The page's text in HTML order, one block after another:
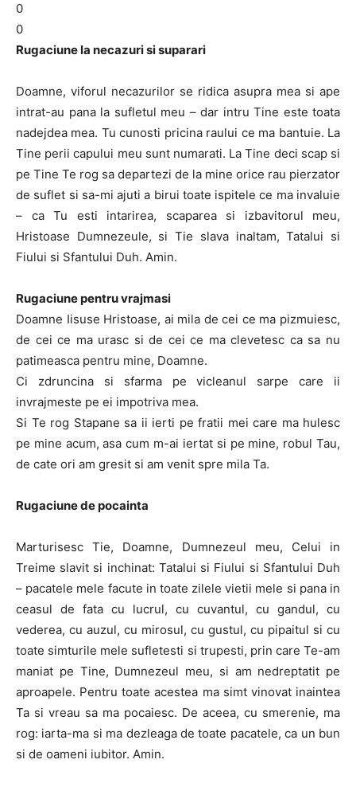
0
0
Rugaciune la necazuri si suparari
Doamne, viforul necazurilor se ridica asupra mea si ape
intrat-au pana la sufletul meu – dar intru Tine este toata
nadejdea mea. Tu cunosti pricina raului ce ma bantuie. La
Tine perii capului meu sunt numarati. La Tine deci scap si
pe Tine Te rog sa departezi de la mine orice rau pierzator
de suflet si sa-mi ajuti a birui toate ispitele ce ma invaluie
– ca Tu esti intarirea, scaparea si izbavitorul meu,
Hristoase Dumnezeule, si Tie slava inaltam, Tatalui si
Fiului si Sfantului Duh. Amin.
Rugaciune pentru vrajmasi
Doamne Iisuse Hristoase, ai mila de cei ce ma pizmuiesc,
de cei ce ma urasc si de cei ce ma clevetesc ca sa nu
patimeasca pentru mine, Doamne.
Ci zdruncina si sfarma pe vicleanul sarpe care ii
invrajmeste pe ei impotriva mea.
Si Te rog Stapane sa ii ierti pe fratii mei care ma hulesc
pe mine acum, asa cum m-ai iertat si pe mine, robul Tau,
de cate ori am gresit si am venit spre mila Ta.
Rugaciune de pocainta
Marturisesc Tie, Doamne, Dumnezeul meu, Celui in
Treime slavit si inchinat: Tatalui si Fiului si Sfantului Duh
– pacatele mele facute in toate zilele vietii mele si pana in
ceasul de fata cu lucrul, cu cuvantul, cu gandul, cu
vederea, cu auzul, cu mirosul, cu gustul, cu pipaitul si cu
toate simturile mele sufletesti si trupesti, prin care Te-am
maniat pe Tine, Dumnezeul meu, si am nedreptatit pe
aproapele. Pentru toate acestea ma simt vinovat inaintea
Ta si vreau sa ma pocaiesc. De aceea, cu smerenie, ma
rog: iarta-ma si ma dezleaga de toate pacatele, ca un bun
si de oameni iubitor. Amin.